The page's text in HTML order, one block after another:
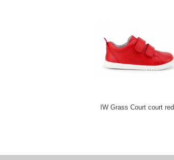
IW Grass Court court red